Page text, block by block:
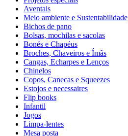
Aventais
Meio ambiente e Sustentabilidade
Bichos de pano
Bolsas, mochilas e sacolas
Bonés e Chapéus
Broches, Chaveiros e Ímãs
Cangas, Echarpes e Lenços
Chinelos
Copos, Canecas e Squeezes
Estojos e necessaires
Flip books
Infantil
Jogos
Limpa-lentes
Mesa posta